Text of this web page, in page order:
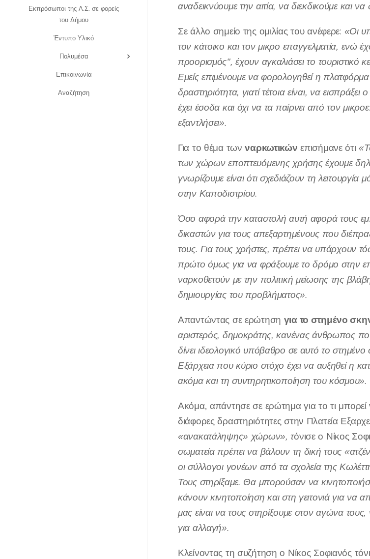
Εκπρόσωποι της Λ.Σ. σε φορείς
του Δήμου
Έντυπο Υλικό
Πολυμέσα
Επικοινωνία
Αναζήτηση
αναδεικνύουμε την αιτία, να διεκδικούμε και να
Σε άλλο σημείο της ομιλίας του ανέφερε: «Οι
τον κάτοικο και τον μικρο επαγγελματία, ενώ
προορισμός", έχουν αγκαλιάσει το τουριστικό
Εμείς επιμένουμε να φορολογηθεί η
δραστηριότητα, γιατί τέτοια είναι, να
έχει έσοδα και όχι να τα παίρνει από τον
εξαντλήσει».
Για το θέμα τωνναρκωτικών επισήμανε ότι
των χώρων εποπτευόμενης χρήσης έχουμε
γνωρίζουμε είναι ότι σχεδιάζουν τη
στην Καποδιστρίου.
Όσο αφορά την καταστολή αυτή αφορά τους
δικαστών για τους απεξαρτημένους που
τους. Για τους χρήστες, πρέπει να υπάρχουν
πρώτο όμως για να φράξουμε το δρόμο στην
ναρκοθετούν με την πολιτική μείωσης της
δημιουργίας του προβλήματος».
Απαντώντας σε ερώτηση για το στημένο
αριστερός, δημοκράτης, κανένας άνθρωπος
δίνει ιδεολογικό υπόβαθρο σε αυτό το
Εξάρχεια που κύριο στόχο έχει να αυξηθεί η
ακόμα και τη συντηρητικοποίηση του κόσμου».
Ακόμα, απάντησε σε ερώτημα για το τι μπορεί
διάφορες δραστηριότητες στην Πλατεία
«ανακατάληψης» χώρων», τόνισε ο Νίκος
σωματεία πρέπει να βάλουν τη δική τους
οι σύλλογοι γονέων από τα σχολεία της
Τους στηρίξαμε. Θα μπορούσαν να
κάνουν κινητοποίηση και στη γειτονιά για
μας είναι να τους στηρίξουμε στον αγώνα
για αλλαγή».
Κλείνοντας τη συζήτηση ο Νίκος Σοφιανός